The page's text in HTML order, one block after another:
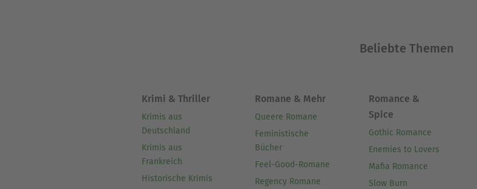
Beliebte Themen
Krimi & Thriller
Krimis aus
Deutschland
Krimis aus
Frankreich
Historische Krimis
Romane & Mehr
Queere Romane
Feministische
Bücher
Feel-Good-Romane
Regency Romane
Romance &
Spice
Gothic Romance
Enemies to Lovers
Mafia Romance
Slow Burn